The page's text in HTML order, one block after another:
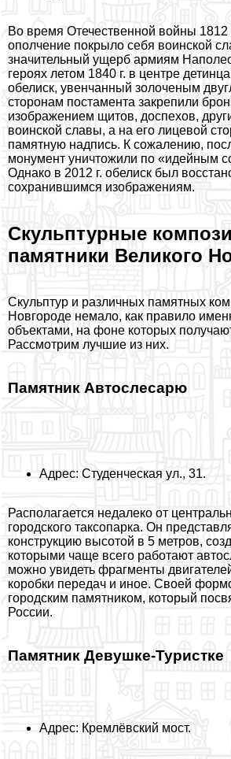
Во время Отечественной войны 1812
ополчение покрыло себя воинской
значительный ущерб армиям
героях летом 1840 г. в центре
обелиск, увенчанный золоченым
сторонам постамента закрепили
изображением щитов, доспехов,
воинской славы, а на его лицевой
памятную надпись. К сожалению,
монумент уничтожили по «идейным
Однако в 2012 г. обелиск был
сохранившимся изображениям.
Скульптурные
памятники Великого
Скульптур и различных памятных
Новгороде немало, как правило
объектами, на фоне которых
Рассмотрим лучшие из них.
Памятник Автослесарю
Адрес: Студенческая ул., 31.
Располагается недалеко от
городского таксопарка. Он
конструкцию высотой в 5 метров,
которыми чаще всего работают
можно увидеть фрагменты
коробки передач и иное. Своей
городским памятником, который
России.
Памятник Дeвyшке-Туристке
Адрес: Кремлёвский мост.